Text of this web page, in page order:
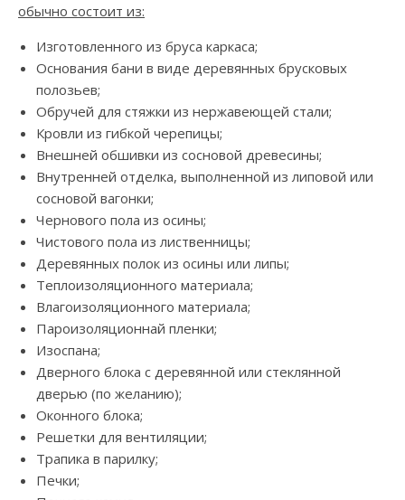
обычно состоит из:
Изготовленного из бруса каркаса;
Основания бани в виде деревянных брусковых
полозьев;
Обручей для стяжки из нержавеющей стали;
Кровли из гибкой черепицы;
Внешней обшивки из сосновой древесины;
Внутренней отделка, выполненной из липовой или
сосновой вагонки;
Чернового пола из осины;
Чистового пола из лиственницы;
Деревянных полок из осины или липы;
Теплоизоляционного материала;
Влагоизоляционного материала;
Пароизоляционнай пленки;
Изоспана;
Дверного блока с деревянной или стеклянной
дверью (по желанию);
Оконного блока;
Решетки для вентиляции;
Трапика в парилку;
Печки;